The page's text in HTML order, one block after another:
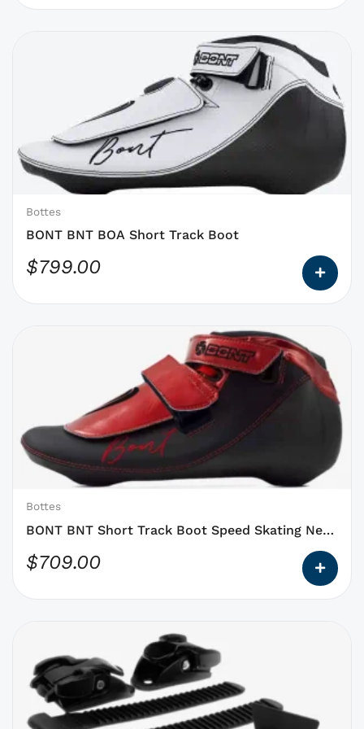
Bottes
BONT BNT BOA Short Track Boot
$799.00
options
peuvent
choisies
sur
page
Bottes
BONT BNT Short Track Boot Speed Skating New
!
$709.00
options
qui
peuvent
choisies
sur
page
produit
des
options